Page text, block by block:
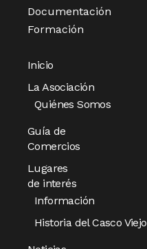
Documentación
Formación
Inicio
La Asociación
Quiénes Somos
Guía de
Comercios
Lugares
de interés
Información
Historia del Casco Viejo